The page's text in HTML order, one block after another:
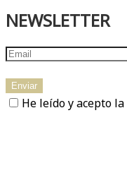
NEWSLETTER
He leído y acepto la